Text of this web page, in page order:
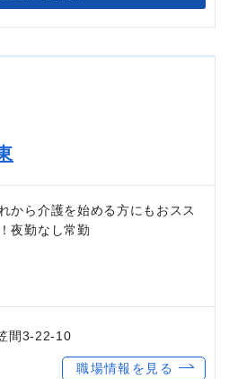
から介護を始める方にもおスス
夜勤なし常勤
間3-22-10
職場情報を見る